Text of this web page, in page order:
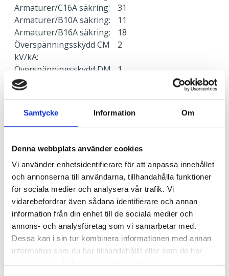
Samtycke Information Om
Denna webbplats använder cookies
Vi använder enhetsidentifierare för att anpassa innehållet
och annonserna till användarna, tillhandahålla funktioner
för sociala medier och analysera vår trafik. Vi
vidarebefordrar även sådana identifierare och annan
information från din enhet till de sociala medier och
annons- och analysföretag som vi samarbetar med.
Dessa kan i sin tur kombinera informationen med annan
information som du har tillhandahållit eller som de har
Armaturer/C16A säkring:
31
Armaturer/B10A säkring:
11
Armaturer/B16A säkring:
18
Överspänningsskydd CM
kV/kA:
2
Överspänningsskydd DM
kV/kA:
1
Ljusstyrning
Korridorfunktion
Sensor:
Utan sensor
Nödljus
Typ av nödljus:
Batteribackup självtest
Brinntid i batteridrift:
1 h